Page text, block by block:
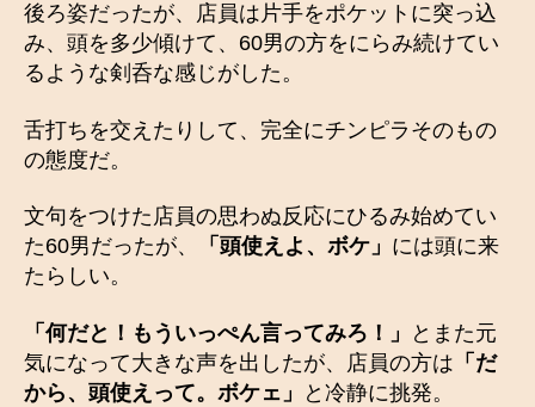
後ろ姿だったが、店員は片手をポケットに突っ込
み、頭を多少傾けて、60男の方をにらみ続けてい
るような剣呑な感じがした。
舌打ちを交えたりして、完全にチンピラそのもの
の態度だ。
文句をつけた店員の思わぬ反応にひるみ始めてい
た60男だったが、
「頭使えよ、ボケ」 には頭に来
たらしい。
「何だと！もういっぺん言ってみろ！」
とまた元
気になって大きな声を出したが、店員の方は 「だ
から、頭使えって。ボケェ」
と冷静に挑発。